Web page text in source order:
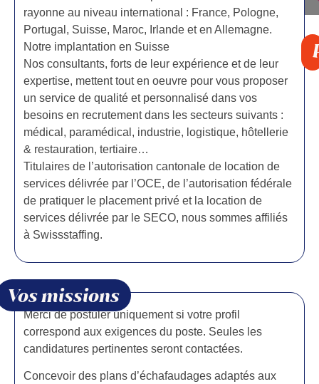
rayonne au niveau international : France, Pologne,
Portugal, Suisse, Maroc, Irlande et en Allemagne.
Notre implantation en Suisse
Nos consultants, forts de leur expérience et de leur
expertise, mettent tout en oeuvre pour vous proposer
un service de qualité et personnalisé dans vos
besoins en recrutement dans les secteurs suivants :
médical, paramédical, industrie, logistique, hôtellerie
& restauration, tertiaire…
Titulaires de l’autorisation cantonale de location de
services délivrée par l’OCE, de l’autorisation fédérale
de pratiquer le placement privé et la location de
services délivrée par le SECO, nous sommes affiliés
à Swissstaffing.
Vos missions
Merci de postuler uniquement si votre profil
correspond aux exigences du poste. Seules les
candidatures pertinentes seront contactées.
Concevoir des plans d’échafaudages adaptés aux